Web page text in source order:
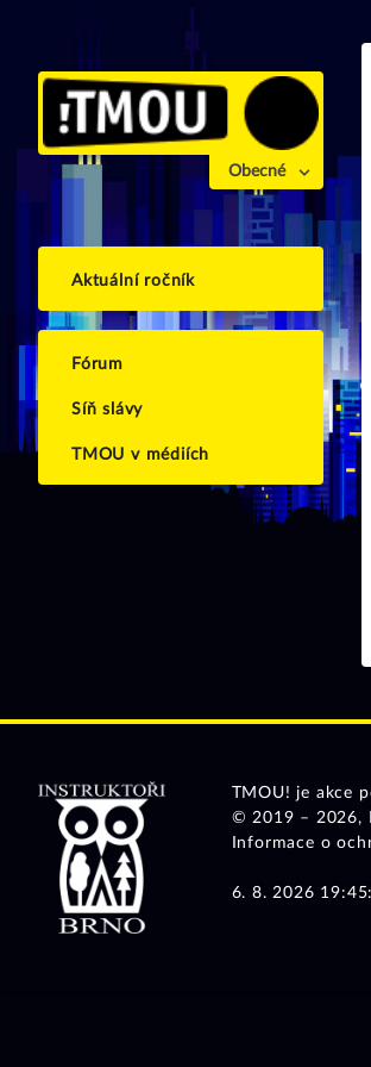
Obecné
Aktuální ročník
Fórum
Síň slávy
TMOU v médiích
TMOU! je akce
© 2019 – 2026,
Informace o
6. 8. 2026